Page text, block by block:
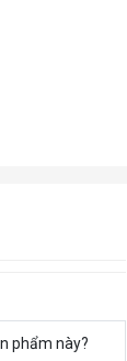
phẩm này?